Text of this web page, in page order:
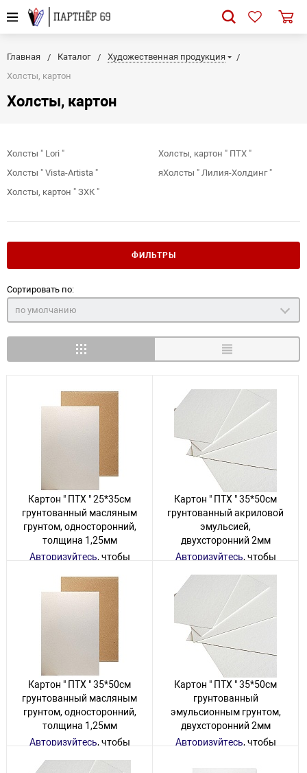
Главная Каталог
Художественная продукция
Холсты, картон
Холсты, картон
Холсты " Lori "
Холсты " Vista-Artista "
Холсты, картон " ЗХК "
Холсты, картон " ПТХ "
яХолсты " Лилия-Холдинг "
ФИЛЬТРЫ
Сортировать по:
по умолчанию
Картон " ПТХ " 25*35см
грунтованный масляным
грунтом, односторонний,
толщина 1,25мм
Авторизуйтесь, чтобы
60 товаров
Картон " ПТХ " 35*50см
грунтованный акриловой
эмульсией,
двухсторонний 2мм
Авторизуйтесь, чтобы
60 товаров
Картон " ПТХ " 35*50см
грунтованный масляным
грунтом, односторонний,
толщина 1,25мм
Авторизуйтесь, чтобы
Картон " ПТХ " 35*50см
грунтованный
эмульсионным грунтом,
двухсторонний 2мм
Авторизуйтесь, чтобы